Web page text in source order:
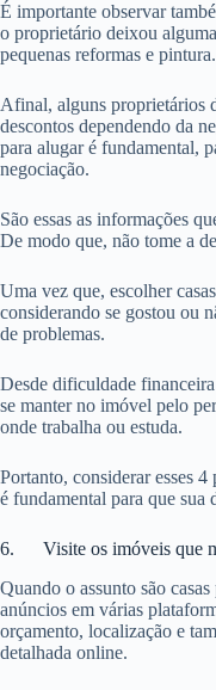
É importante observar
o proprietário deixou
pequenas reformas e pintura.
Afinal, alguns proprietários
descontos dependendo da
para alugar é fundamental,
negociação.
São essas as informações
De modo que, não tome a
Uma vez que, escolher
considerando se gostou ou
de problemas.
Desde dificuldade
se manter no imóvel pelo
onde trabalha ou estuda.
Portanto, considerar esses 4
é fundamental para que sua
6. Visite os imóveis que
Quando o assunto são
anúncios em várias
orçamento, localização e
detalhada online.